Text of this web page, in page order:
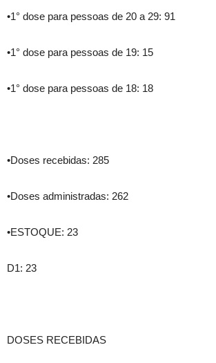
•1° dose para pessoas de 20 a 29: 91
•1° dose para pessoas de 19: 15
•1° dose para pessoas de 18: 18
•Doses recebidas: 285
•Doses administradas: 262
•ESTOQUE: 23
D1: 23
DOSES RECEBIDAS